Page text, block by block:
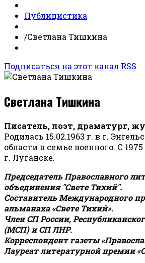
Публицистика
/Светлана Тишкина
Подписаться на этот канал RSS
Светлана Тишкина
Писатель, поэт, драматург,
Родилась 15.02.1963 г. в г.
области в семье военного. С
г. Луганске.
Председатель Православного
объединения "Свете Тихий".
Составитель Международного
альманаха «Свете Тихий».
Член СП России,
(МСП) и СП ЛНР.
Корреспондент газеты
Лауреат литературной премии